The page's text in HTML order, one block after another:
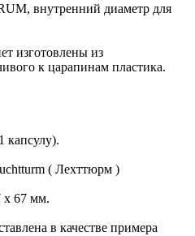
внутренний диаметр для
изготовлены из
к царапинам пластика.
капсулу).
( Лехттюрм )
х 67 мм.
в качестве примера